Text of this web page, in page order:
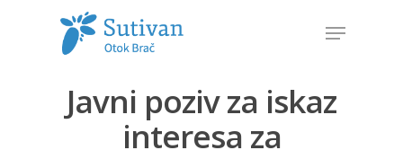
Hit enter to search or ESC to close
Javni poziv za iskaz
interesa za